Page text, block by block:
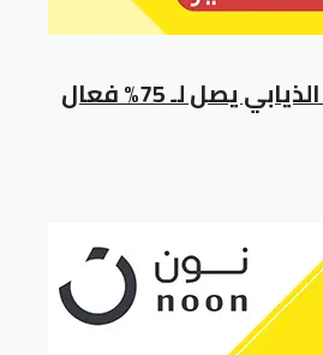
كود خصم نون غازي الذيابي يصل لـ 75% فعال